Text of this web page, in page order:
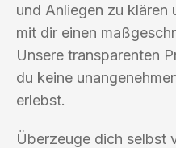
und Anliegen zu klären
mit dir einen
Unsere transparenten
du keine
erlebst.
Überzeuge dich selbst